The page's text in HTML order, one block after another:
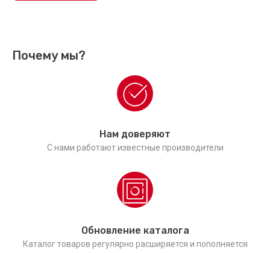
Почему мы?
Нам доверяют
С нами работают известные производители
Обновление каталога
Каталог товаров регулярно расширяется и пополняется